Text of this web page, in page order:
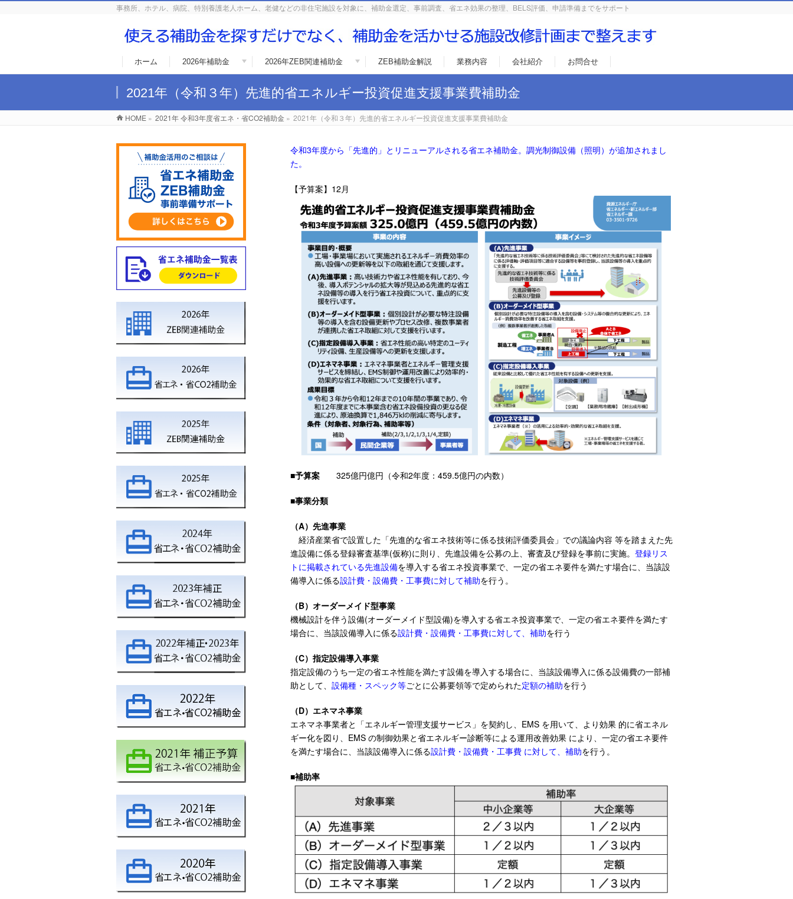
事務所、ホテル、病院、特別養護老人ホーム、老健などの非住宅施設を対象に、補助金選定、事前調査、省エネ効果の整理、BELS評価、申請準備までをサポート
ホーム 2026年補助金 2026年ZEB関連補助金 ZEB補助金解説 業務内容 会社紹介 お問合せ
2021年（令和３年）先進的省エネルギー投資促進支援事業費補助金
HOME » 2021年 令和3年度省エネ・省CO2補助金 » 2021年（令和３年）先進的省エネルギー投資促進支援事業費補助金
令和3年度から「先進的」とリニューアルされる省エネ補助金。調光制御設備（照明）が追加されまし
た。
【予算案】12月
■予算案 325億円億円（令和2年度： 459.5億円の内数）
■事業分類
（A） 先進事業
経済産業省で設置した「先進的な省エネ技術等に係る技術評価委員会」での議論内容 等を踏まえた先
進設備に係る登録審査基準(仮称)に則り、先進設備を公募の上、審査及び登録を事前に実施。 登録リス
トに掲載されている先進設備を導入する省エネ投資事業で、一定の省エネ要件を満たす場合に、当該設
備導入に係る設計費・設備費・工事費に対して補助を行う。
（B） オーダーメイド型事業
機械設計を伴う設備(オーダーメイド型設備)を導入する省エネ投資事業で、一定の省エネ要件を満たす
場合に、当該設備導入に係る設計費・設備費・工事費に対して、補助を行う
（C） 指定設備導入事業
指定設備のうち一定の省エネ性能を満たす設備を導入する場合に、当該設備導入に係る設備費の一部補
助として、 設備種・スペック等ごとに公募要領等で定められた定額の補助を行う
（D） エネマネ事業
エネマネ事業者と「エネルギー管理支援サービス」を契約し、EMS を用いて、より効果 的に省エネル
ギー化を図り、 EMS の制御効果と省エネルギー診断等による運用改善効果 により、一定の省エネ要件
を満たす場合に、当該設備導入に係る設計費・設備費・工事費 に対して、補助を行う。
■補助率